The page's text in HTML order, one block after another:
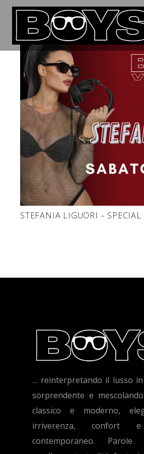
STEFANIA LIGUORI – SPECIAL
… reinterpretando il lusso in
sorprendente e
classico e moderno,
irriverenza, confort
contemporaneo. Parole